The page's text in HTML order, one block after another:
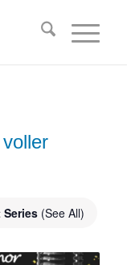
Series (See All)